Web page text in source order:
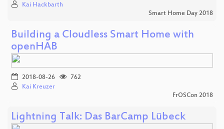
Kai Hackbarth
Smart Home Day 2018
Building a Cloudless Smart Home with
openHAB
2018-08-26
762
Kai Kreuzer
FrOSCon 2018
Lightning Talk: Das BarCamp Lübeck